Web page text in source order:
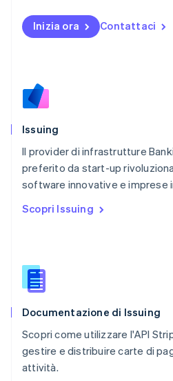
Inizia ora Contattaci
Issuing
Il provider di infrastrutture
preferito da start-up
software innovative e imprese
Scopri Issuing
Documentazione di Issuing
Scopri come utilizzare l'API
gestire e distribuire carte di
attività.
Norvegia
English
Nederlands
Portogallo
RAS di Hong Kong, Cina
English简体中文
Regno Unito
Repubblica Ceca
Singapore
English
English
Slovenia
Spagna
Español